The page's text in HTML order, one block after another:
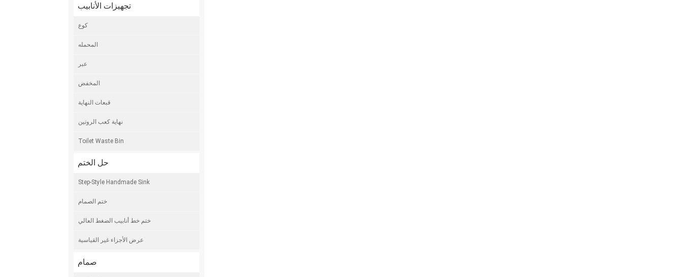
تجهيزات الأنابيب
كوع
المحمله
عبر
المخفض
قبعات النهاية
نهاية كعب الروتين
Toilet Waste Bin
حل الختم
Step-Style Handmade Sink
ختم الصمام
ختم خط أنابيب الضغط العالي
عرض الأجزاء غير القياسية
صمام